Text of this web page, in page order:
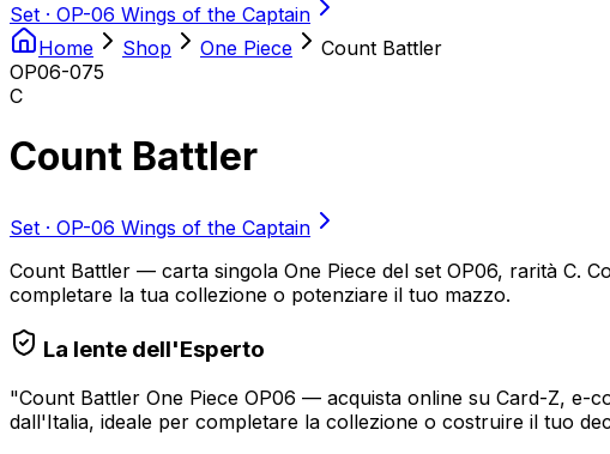
Set · OP-06 Wings of the Captain
Home
Shop One Piece
Count Battler
OP06-075
C
Count Battler
Set · OP-06 Wings of the Captain
Count Battler — carta singola One Piece del set OP06, rarità C.
completare la tua collezione o potenziare il tuo mazzo.
La lente dell'Esperto
"Count Battler One Piece OP06 — acquista online su Card-Z, e-
dall'Italia, ideale per completare la collezione o costruire il tuo